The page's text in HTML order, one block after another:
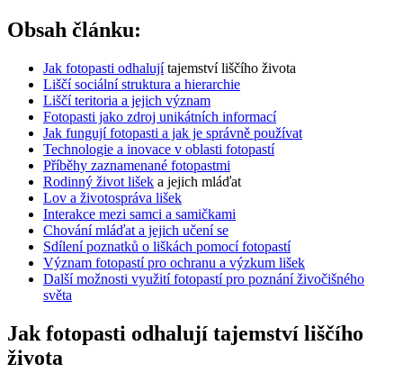
Obsah článku:
Jak fotopasti odhalujítajemství liščího života
Liščí sociální struktura a hierarchie
Liščí teritoria a jejich význam
Fotopasti jako zdroj unikátních informací
Jak fungují fotopasti a jak je správně používat
Technologie a inovace v oblasti fotopastí
Příběhy zaznamenané fotopastmi
Rodinný život lišek a jejich mláďat
Lov a životospráva lišek
Interakce mezi samci a samičkami
Chování mláďat a jejich učení se
Sdílení poznatků o liškách pomocí fotopastí
Význam fotopastí pro ochranu a výzkum lišek
Další možnosti využití fotopastí pro poznání živočišného
světa
Jak fotopasti odhalují tajemství liščího
života